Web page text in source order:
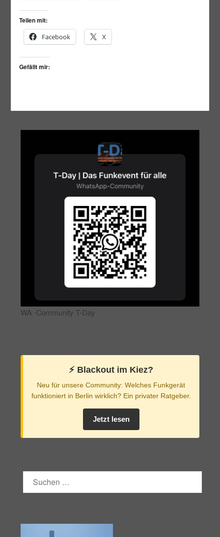
Teilen mit:
Facebook
X
Gefällt mir:
WA -Community T-Day
⚡️ Blackout im Kiez?
Neu für unsere Community: Welches Funkgerät
funktioniert in Berlin wirklich? Ein privater Ratgeber.
Jetzt lesen
SUCHEN
NACH: